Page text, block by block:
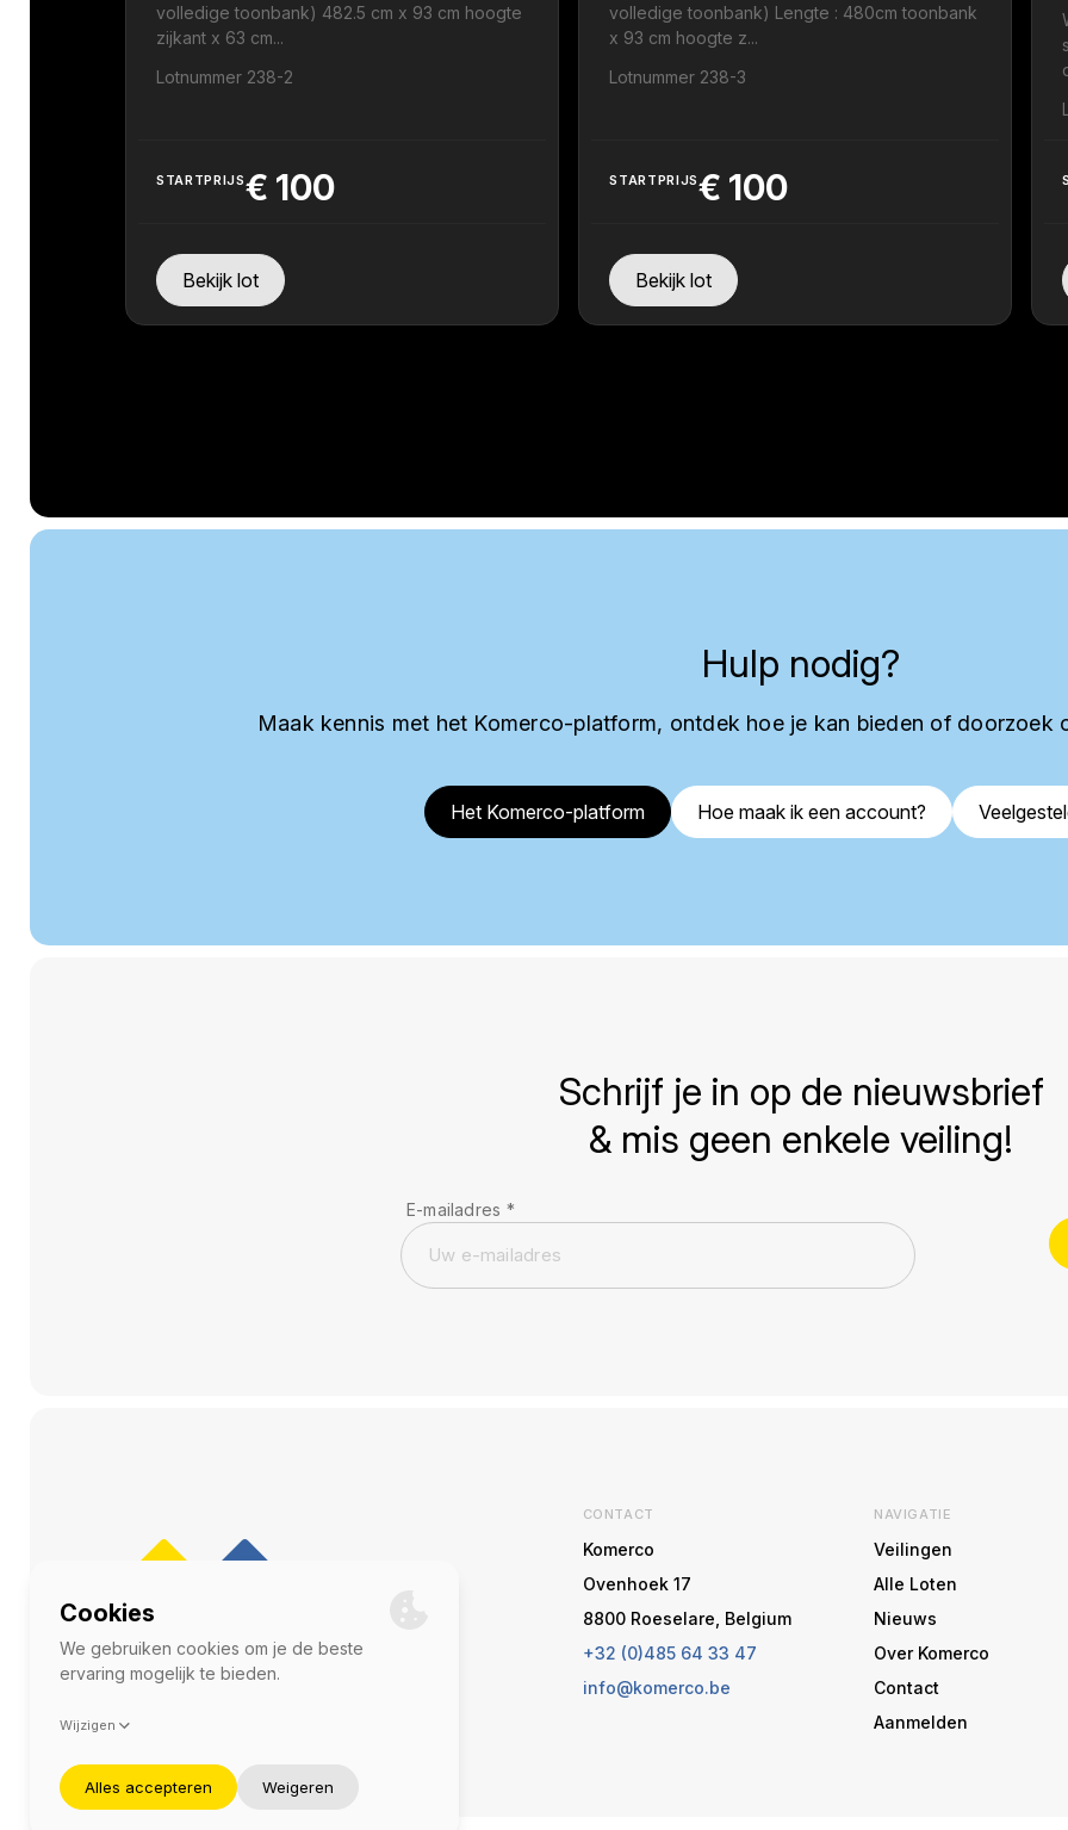
volledige toonbank) 482.5 cm x 93 cm hoogte
zijkant x 63 cm...
Lotnummer 238-2
STARTPRIJS€ 100
Bekijk lot
volledige toonbank) Lengte : 480cm toonbank
x 93 cm hoogte z...
Lotnummer 238-3
STARTPRIJS€ 100
Bekijk lot
Hulp nodig?
Maak kennis met het Komerco-platform, ontdek hoe je kan bieden of doorzoek
Het Komerco-platform Hoe maak ik een account?
Schrijf je in op de nieuwsbrief
& mis geen enkele veiling!
E-mailadres *
CONTACT
Komerco
Ovenhoek 17
8800 Roeselare, Belgium
+32 (0)485 64 33 47
info@komerco.be
NAVIGATIE
Veilingen
Alle Loten
Nieuws
Over Komerco
Contact
Aanmelden